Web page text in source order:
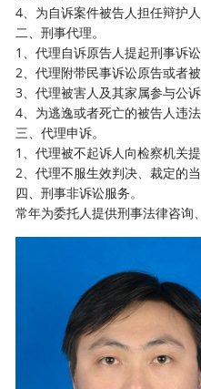
4、为自诉案件被告人担任辩护人
二、刑事代理。
1、代理自诉原告人提起刑事诉讼
2、代理附带民事诉讼原告或者被
3、代理被害人及其家属参与公诉
4、为逃逸或者死亡的被告人违法
三、代理申诉。
1、代理被不起诉人向检察机关提
2、代理不服生效判决、裁定的当
四、刑事非诉讼服务。
常年为委托人提供刑事法律咨询